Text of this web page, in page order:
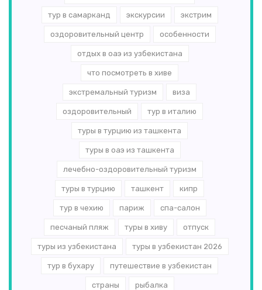
тур в самарканд экскурсии экстрим
оздоровительный центр особенности
отдых в оаэ из узбекистана
что посмотреть в хиве
экстремальный туризм виза
оздоровительный тур в италию
туры в турцию из ташкента
туры в оаэ из ташкента
лечебно-оздоровительный туризм
туры в турцию ташкент кипр
тур в чехию париж спа-салон
песчаный пляж туры в хиву отпуск
туры из узбекистана туры в узбекистан 2026
тур в бухару путешествие в узбекистан
страны рыбалка